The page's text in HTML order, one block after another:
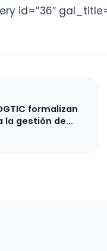
id=”36″
formalizan
la gestión de
Programa